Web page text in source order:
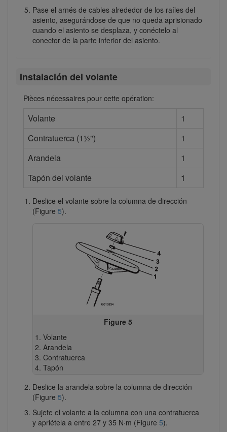
Pase el arnés de cables alrededor de los raíles del
asiento, asegurándose de que no queda aprisionado
cuando el asiento se desplaza, y conéctelo al
conector de la parte inferior del asiento.
Instalación del volante
Pièces nécessaires pour cette opération:
Volante
1
Contratuerca (1½")
1
Arandela
1
Tapón del volante
1
Deslice el volante sobre la columna de dirección
(Figure 5).
Figure 5
Volante
Arandela
Contratuerca
Tapón
Deslice la arandela sobre la columna de dirección
(Figure 5).
Sujete el volante a la columna con una contratuerca
y apriétela a entre 27 y 35 N∙m (Figure 5).